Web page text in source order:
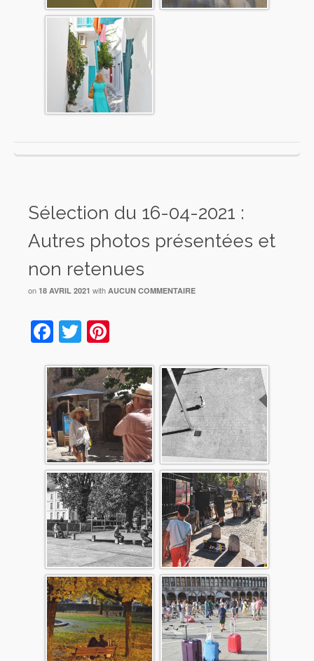
Sélection du 16-04-2021 :
Autres photos présentées et
non retenues
on 18 AVRIL 2021 with AUCUN COMMENTAIRE
Facebook
Twitter